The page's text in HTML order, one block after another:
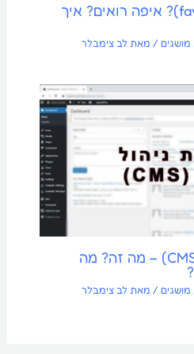
מה זה פביקון (favicon)? איפה רואים? איך
מושגים/ מאת לב צימבלר
מערכת ניהול תוכן (CMS) – מה זה? מה
מושגים/ מאת לב צימבלר